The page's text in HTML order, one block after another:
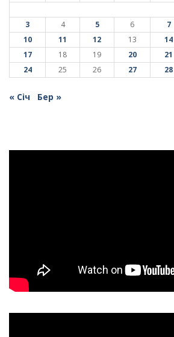
3
4 5 6 7
10
11 12 13 14
17
18 19 20 21
24
25 26 27 28
« Січ Бер »